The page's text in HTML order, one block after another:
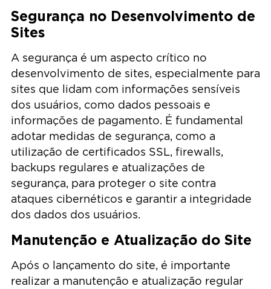
Segurança no Desenvolvimento de
Sites
A segurança é um aspecto crítico no
desenvolvimento de sites, especialmente para
sites que lidam com informações sensíveis
dos usuários, como dados pessoais e
informações de pagamento. É fundamental
adotar medidas de segurança, como a
utilização de certificados SSL, firewalls,
backups regulares e atualizações de
segurança, para proteger o site contra
ataques cibernéticos e garantir a integridade
dos dados dos usuários.
Manutenção e Atualização do Site
Após o lançamento do site, é importante
realizar a manutenção e atualização regular